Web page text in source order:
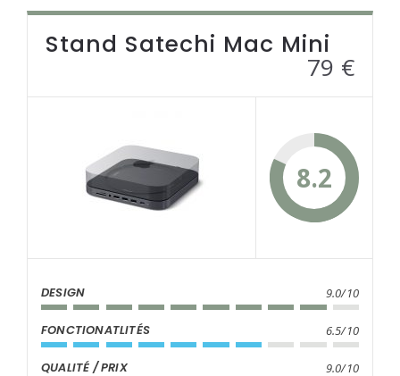
Stand Satechi Mac Mini
79 €
8.2
DESIGN 9.0/10
FONCTIONATLITÉS 6.5/10
QUALITÉ / PRIX 9.0/10